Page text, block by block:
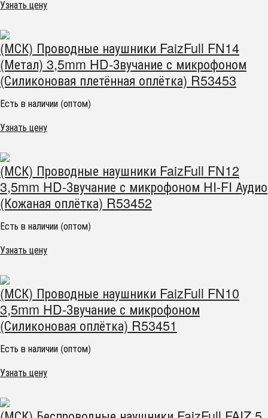
Узнать цену
(МСК) Проводные наушники FaizFull FN14
(Метал) 3,5mm HD-Звучание с микрофоном
(Силиконовая плетённая оплётка) R53453
Есть в наличии (оптом)
Узнать цену
(МСК) Проводные наушники FaizFull FN12
3,5mm HD-Звучание с микрофоном HI-FI Аудио
(Кожаная оплётка) R53452
Есть в наличии (оптом)
Узнать цену
(МСК) Проводные наушники FaizFull FN10
3,5mm HD-Звучание с микрофоном
(Силиконовая оплётка) R53451
Есть в наличии (оптом)
Узнать цену